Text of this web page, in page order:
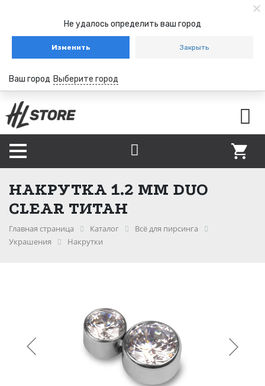
Не удалось определить ваш город
Изменить Закрыть
Ваш город Выберите город
НАКРУТКА 1.2 ММ DUO
CLEAR ТИТАН
Главная страница Каталог
Всё для пирсинга
Украшения
Накрутки